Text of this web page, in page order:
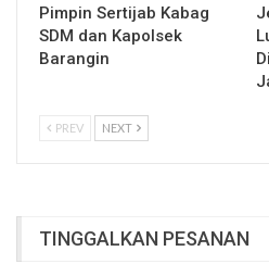
Pimpin Sertijab Kabag
SDM dan Kapolsek
Barangin
PREV NEXT
TINGGALKAN PESANAN